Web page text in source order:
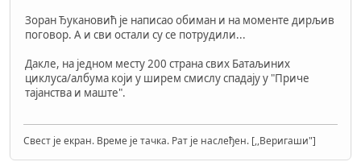
Зоран Ђукановић је написао обиман и на моменте дирљив
поговор. А и сви остали су се потрудили...
Дакле, на једном месту 200 страна свих Батаљиних
циклуса/албума који у ширем смислу спадају у "Приче
тајанства и маште".
Свест је екран. Време је тачка. Рат је наслеђен. [,,Веригаши"]